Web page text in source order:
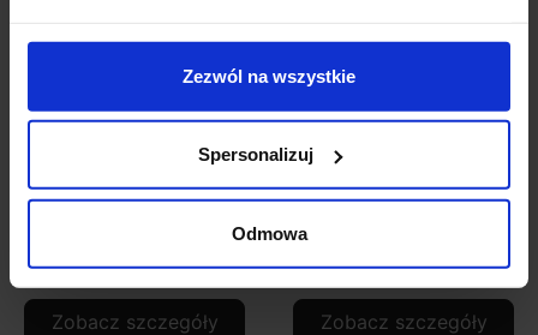
Zezwól na wszystkie
Spersonalizuj
Odmowa
ASTRO MIRROR
ADAPTOR KIT1 6001003
308,00 zł 261,80 zł
Zobacz szczegóły
Micro Włącznik MW
47,99 zł
Zobacz szczegóły